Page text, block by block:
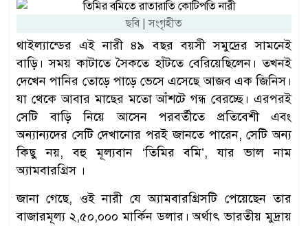
ছবি | সংগৃহীত
থাইল্যান্ডের এই নারী ৪৯ বছর বয়সী সমুদ্রের সামনেই
বাড়ি। সময় কাটাতে সৈকতে হাঁটতে বেরিয়েছিলেন। তখনই
দেখেন পানির তোড়ে পাড়ে ভেসে এসেছে আজব এক জিনিস।
যা থেকে আবার মাছের মতো আঁশটে গন্ধ বেরচ্ছে। এরপরই
সেটি বাড়ি নিয়ে আসেন পরবর্তীতে প্রতিবেশী এবং
অন্যান্যদের সেটি দেখানোর পরই জানতে পারেন, সেটি অন্য
কিছু নয়, বহু মূল্যবান ‘তিমির বমি’, যার ভাল নাম
অ্যামবারগ্রিস ।
জানা গেছে, ওই নারী যে অ্যামবারগ্রিসটি পেয়েছেন তার
বাজারমূল্য ২,৫০,০০০ মার্কিন ডলার। অর্থাৎ ভারতীয় মুদ্রায়